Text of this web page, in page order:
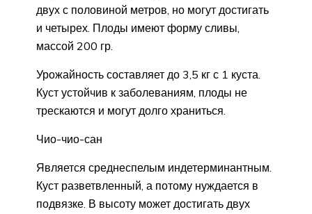
двух с половиной метров, но могут достигать
и четырех. Плоды имеют форму сливы,
массой 200 гр.
Урожайность составляет до 3,5 кг с 1 куста.
Куст устойчив к заболеваниям, плоды не
трескаются и могут долго храниться.
Чио-чио-сан
Является среднеспелым индетерминантным.
Куст разветвленный, а потому нуждается в
подвязке. В высоту может достигать двух